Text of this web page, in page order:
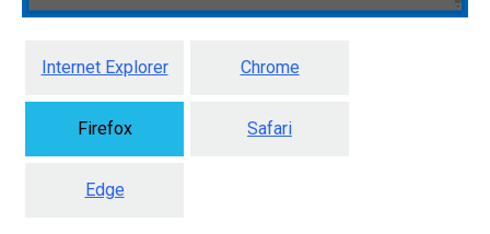
Internet Explorer Chrome
Firefox Safari
Edge